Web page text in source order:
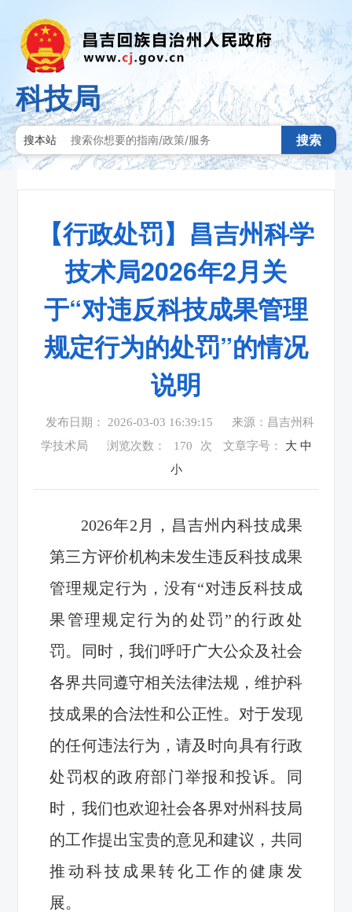
科技局
搜本站 搜索
【行政处罚】昌吉州科学
技术局2026年2月关
于“对违反科技成果管理
规定行为的处罚”的情况
说明
发布日期： 2026-03-03 16:39:15
来源：昌吉州科
学技术局
浏览次数： 170 次 文章字号： 大 中
小
2026年2月，昌吉州内科技成果
第三方评价机构未发生违反科技成果
管理规定行为，没有“对违反科技成
果管理规定行为的处罚”的行政处
罚。同时，我们呼吁广大公众及社会
各界共同遵守相关法律法规，维护科
技成果的合法性和公正性。对于发现
的任何违法行为，请及时向具有行政
处罚权的政府部门举报和投诉。同
时，我们也欢迎社会各界对州科技局
的工作提出宝贵的意见和建议，共同
推动科技成果转化工作的健康发
展。